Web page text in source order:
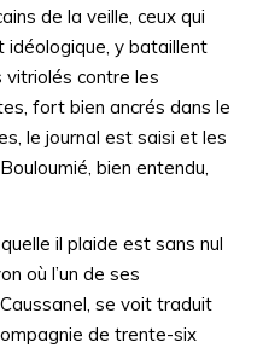
de la veille, ceux qui
idéologique, y bataillent
vitriolés contre les
fort bien ancrés dans le
le journal est saisi et les
bien entendu,
il plaide est sans nul
où l’un de ses
se voit traduit
de trente-six